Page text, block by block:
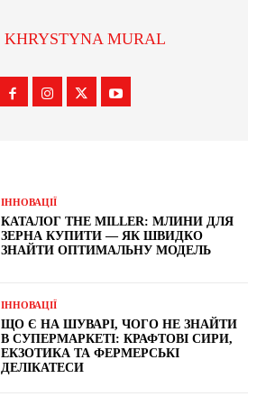
KHRYSTYNA MURAL
ІННОВАЦІЇ
КАТАЛОГ THE MILLER: МЛИНИ ДЛЯ
ЗЕРНА КУПИТИ — ЯК ШВИДКО
ЗНАЙТИ ОПТИМАЛЬНУ МОДЕЛЬ
ІННОВАЦІЇ
ЩО Є НА ШУВАРІ, ЧОГО НЕ ЗНАЙТИ
В СУПЕРМАРКЕТІ: КРАФТОВІ СИРИ,
ЕКЗОТИКА ТА ФЕРМЕРСЬКІ
ДЕЛІКАТЕСИ